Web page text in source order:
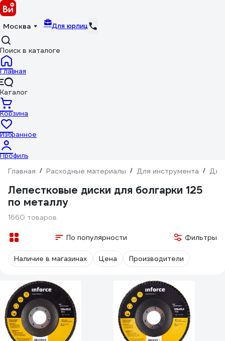
Москва Для юрлиц
Поиск в каталоге
Главная
Каталог
Корзина
Избранное
Профиль
Главная / Расходные материалы / Для инструмента / Для
Лепестковые диски для болгарки 125
по металлу
1660 товаров
По популярности Фильтры
Наличие в магазинах Цена Производители